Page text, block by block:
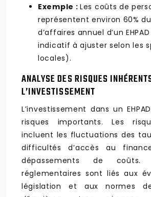
Exemple : Les coûts de
représentent environ 60%
d’affaires annuel d’un
indicatif à ajuster selon les
locales).
ANALYSE DES RISQUES
L’INVESTISSEMENT
L’investissement dans un
risques importants. Les
incluent les fluctuations des
difficultés d’accès au
dépassements de coûts.
réglementaires sont liés aux
législation et aux normes